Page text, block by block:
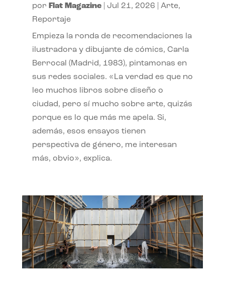
por Flat Magazine| Jul 21, 2026 Arte,
Reportaje
Empieza la ronda de recomendaciones la
ilustradora y dibujante de cómics, Carla
Berrocal (Madrid, 1983), pintamonas en
sus redes sociales. «La verdad es que no
leo muchos libros sobre diseño o
ciudad, pero sí mucho sobre arte, quizás
porque es lo que más me apela. Si,
además, esos ensayos tienen
perspectiva de género, me interesan
más, obvio», explica.